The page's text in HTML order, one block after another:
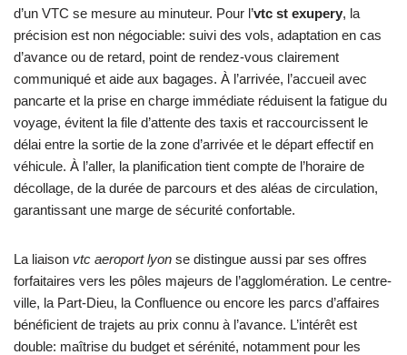
d’un VTC se mesure au minuteur. Pour l’vtc st exupery, la
précision est non négociable: suivi des vols, adaptation en cas
d’avance ou de retard, point de rendez-vous clairement
communiqué et aide aux bagages. À l’arrivée, l’accueil avec
pancarte et la prise en charge immédiate réduisent la fatigue du
voyage, évitent la file d’attente des taxis et raccourcissent le
délai entre la sortie de la zone d’arrivée et le départ effectif en
véhicule. À l’aller, la planification tient compte de l’horaire de
décollage, de la durée de parcours et des aléas de circulation,
garantissant une marge de sécurité confortable.
La liaison vtc aeroport lyon se distingue aussi par ses offres
forfaitaires vers les pôles majeurs de l’agglomération. Le centre-
ville, la Part-Dieu, la Confluence ou encore les parcs d’affaires
bénéficient de trajets au prix connu à l’avance. L’intérêt est
double: maîtrise du budget et sérénité, notamment pour les